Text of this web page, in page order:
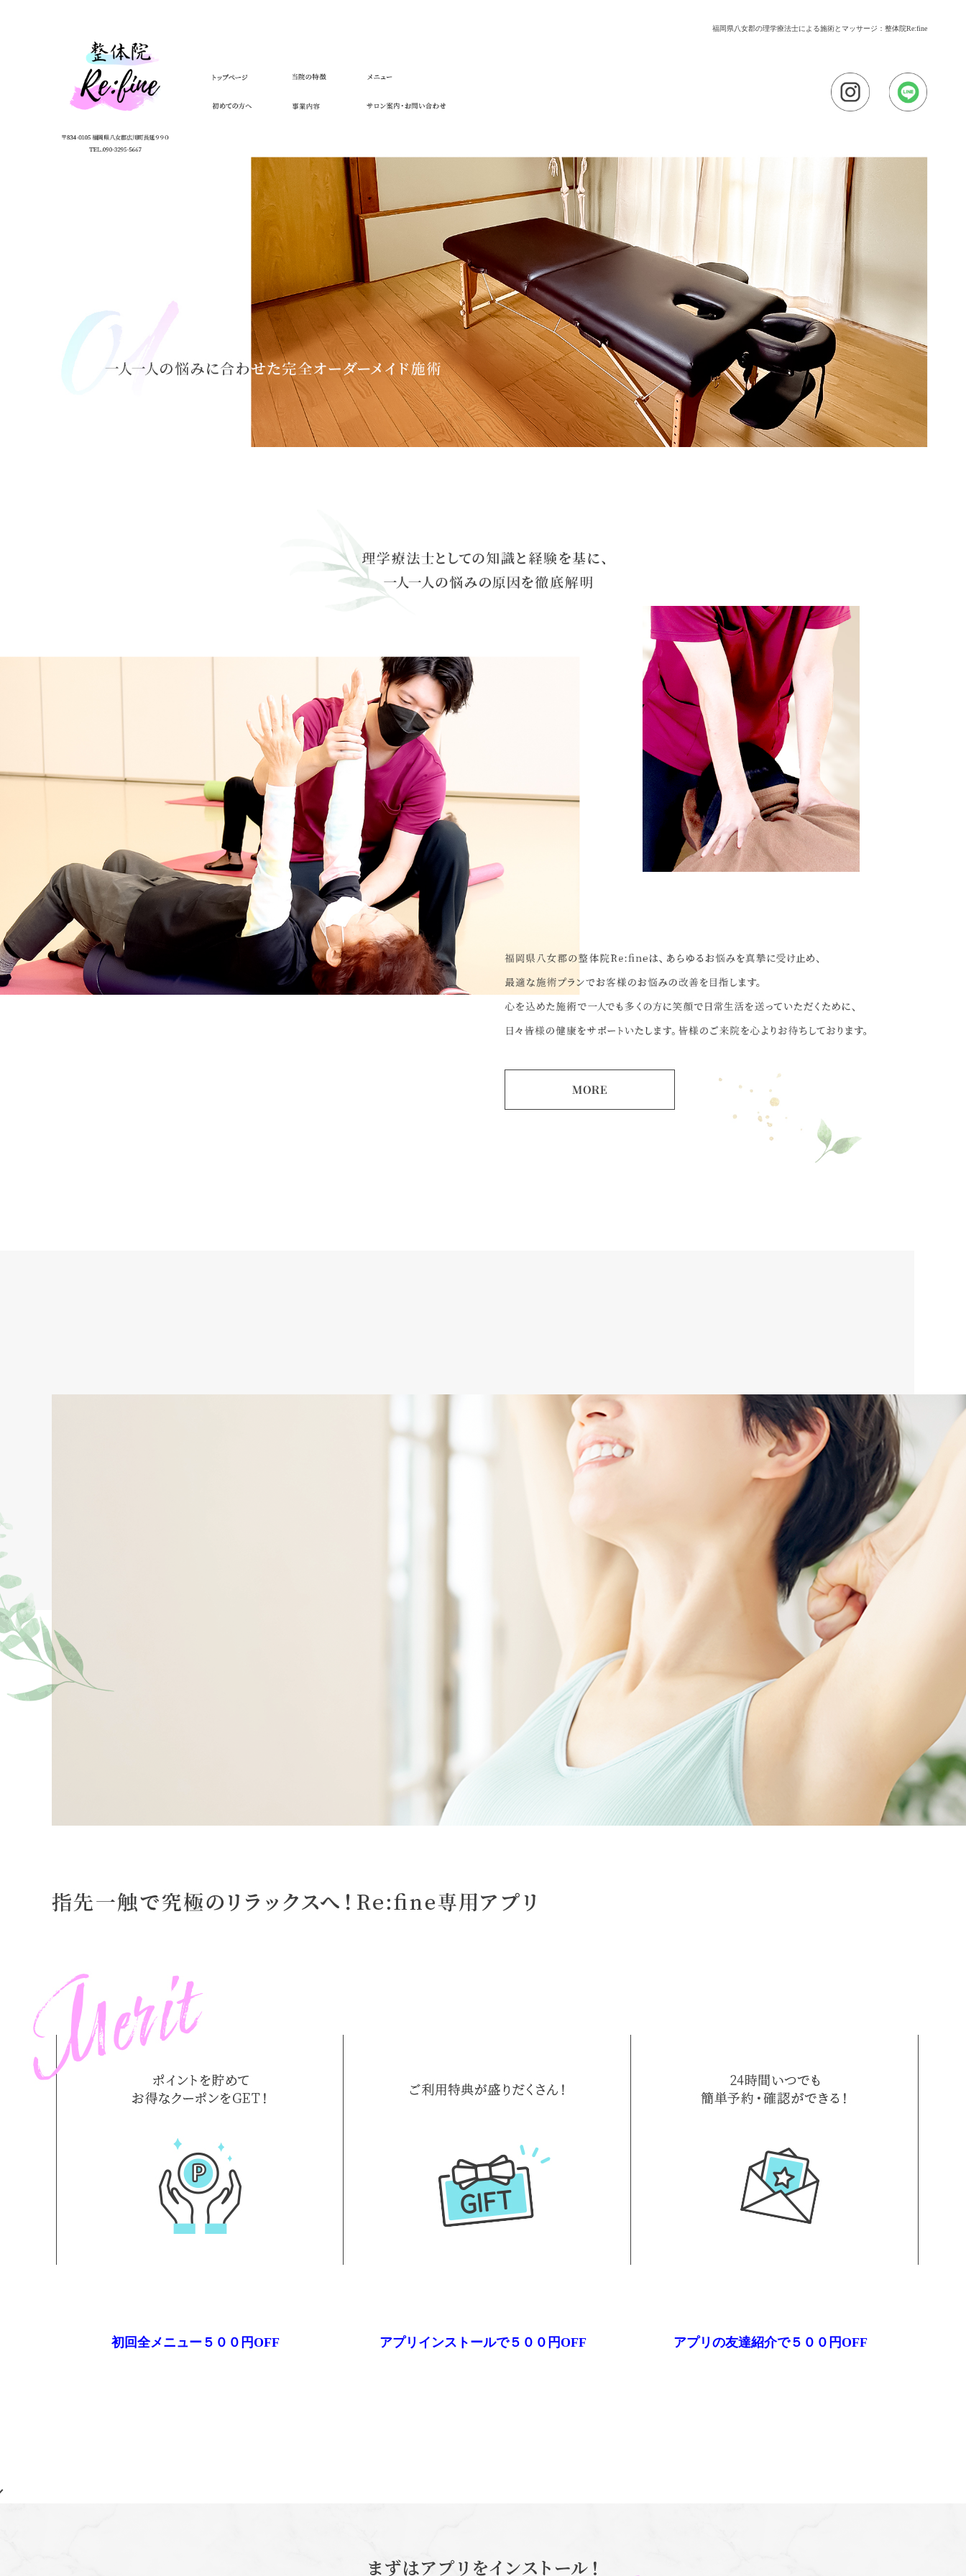
福岡県八女郡の理学療法士による施術とマッサージ：整体院Re:fine
初回全メニュー５００円OFF アプリインストールで５００円OFF アプリの友達紹介で５００円OFF